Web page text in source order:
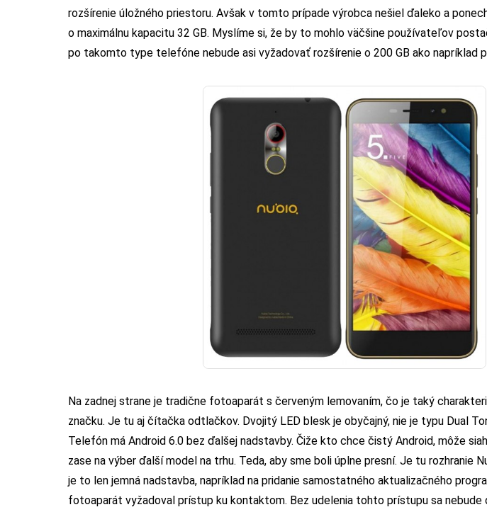
rozšírenie úložného priestoru. Avšak v tomto prípade výrobca nešiel ďaleko a
o maximálnu kapacitu 32 GB. Myslíme si, že by to mohlo väčšine používateľov
po takomto type telefóne nebude asi vyžadovať rozšírenie o 200 GB ako napríklad
Na zadnej strane je tradične fotoaparát s červeným lemovaním, čo je taký
značku. Je tu aj čítačka odtlačkov. Dvojitý LED blesk je obyčajný, nie je typu Dual
Telefón má Android 6.0 bez ďalšej nadstavby. Čiže kto chce čistý Android, môže
zase na výber ďalší model na trhu. Teda, aby sme boli úplne presní. Je tu rozhranie
je to len jemná nadstavba, napríklad na pridanie samostatného aktualizačného
fotoaparát vyžadoval prístup ku kontaktom. Bez udelenia tohto prístupu sa nebude